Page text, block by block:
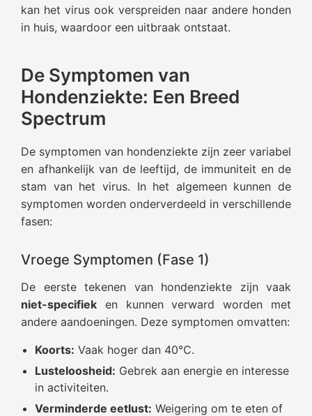
kan het virus ook verspreiden naar andere honden
in huis, waardoor een uitbraak ontstaat.
De Symptomen van
Hondenziekte: Een Breed
Spectrum
De symptomen van hondenziekte zijn zeer variabel
en afhankelijk van de leeftijd, de immuniteit en de
stam van het virus. In het algemeen kunnen de
symptomen worden onderverdeeld in verschillende
fasen:
Vroege Symptomen (Fase 1)
De eerste tekenen van hondenziekte zijn vaak
niet-specifiek en kunnen verward worden met
andere aandoeningen. Deze symptomen omvatten:
Koorts: Vaak hoger dan 40°C.
Lusteloosheid: Gebrek aan energie en interesse
in activiteiten.
Verminderde eetlust: Weigering om te eten of